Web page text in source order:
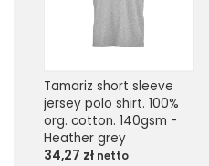
Tamariz short sleeve
jersey polo shirt. 100%
org. cotton. 140gsm -
Heather grey
34,27 zł netto